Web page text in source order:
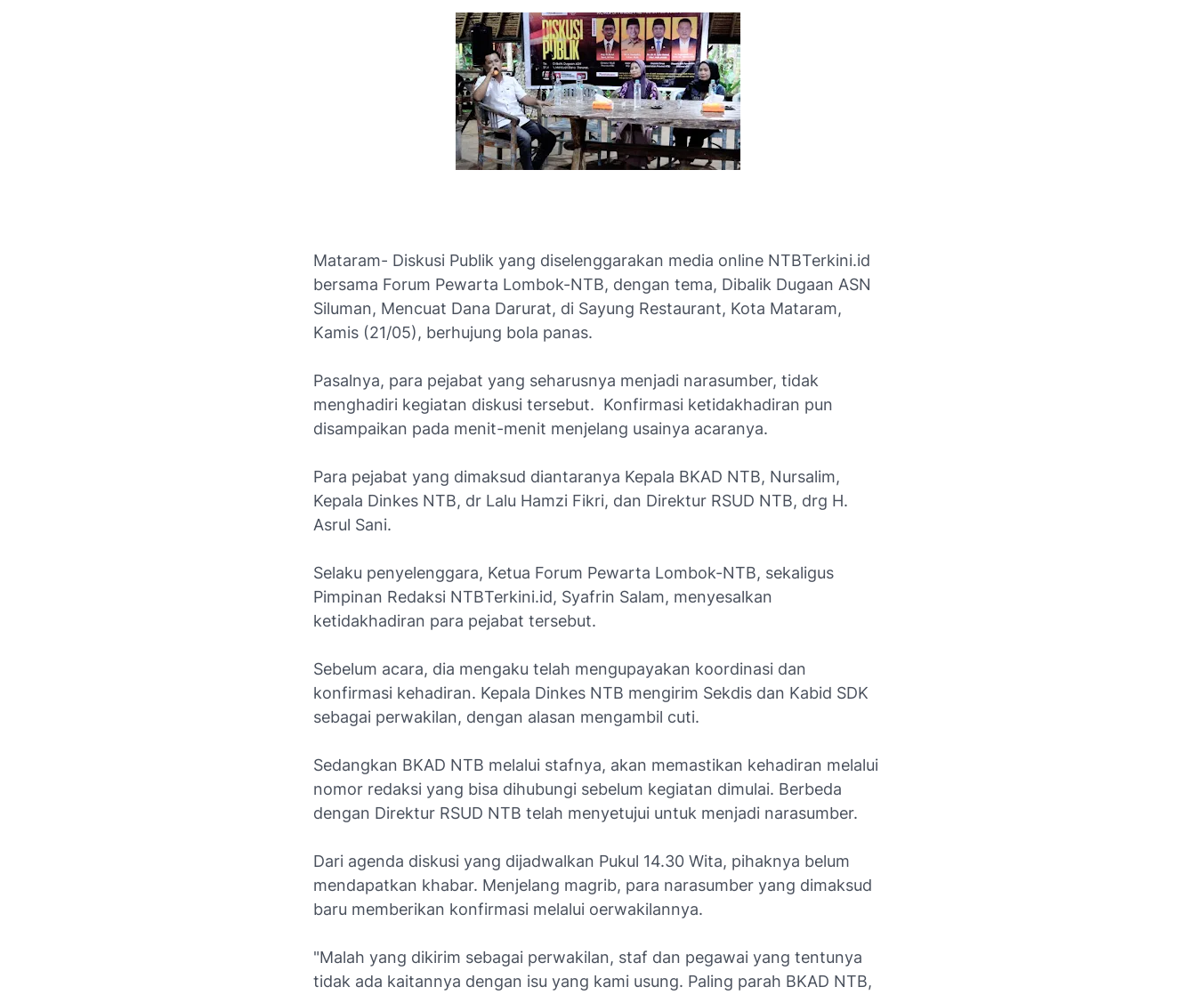
Mataram- Diskusi Publik yang diselenggarakan media online NTBTerkini.id
bersama Forum Pewarta Lombok-NTB, dengan tema, Dibalik Dugaan ASN
Siluman, Mencuat Dana Darurat, di Sayung Restaurant, Kota Mataram,
Kamis (21/05), berhujung bola panas.
Pasalnya, para pejabat yang seharusnya menjadi narasumber, tidak
menghadiri kegiatan diskusi tersebut. Konfirmasi ketidakhadiran pun
disampaikan pada menit-menit menjelang usainya acaranya.
Para pejabat yang dimaksud diantaranya Kepala BKAD NTB, Nursalim,
Kepala Dinkes NTB, dr Lalu Hamzi Fikri, dan Direktur RSUD NTB, drg H.
Asrul Sani.
Selaku penyelenggara, Ketua Forum Pewarta Lombok-NTB, sekaligus
Pimpinan Redaksi NTBTerkini.id, Syafrin Salam, menyesalkan
ketidakhadiran para pejabat tersebut.
Sebelum acara, dia mengaku telah mengupayakan koordinasi dan
konfirmasi kehadiran. Kepala Dinkes NTB mengirim Sekdis dan Kabid SDK
sebagai perwakilan, dengan alasan mengambil cuti.
Sedangkan BKAD NTB melalui stafnya, akan memastikan kehadiran melalui
nomor redaksi yang bisa dihubungi sebelum kegiatan dimulai. Berbeda
dengan Direktur RSUD NTB telah menyetujui untuk menjadi narasumber.
Dari agenda diskusi yang dijadwalkan Pukul 14.30 Wita, pihaknya belum
mendapatkan khabar. Menjelang magrib, para narasumber yang dimaksud
baru memberikan konfirmasi melalui oerwakilannya.
"Malah yang dikirim sebagai perwakilan, staf dan pegawai yang tentunya
tidak ada kaitannya dengan isu yang kami usung. Paling parah BKAD NTB,